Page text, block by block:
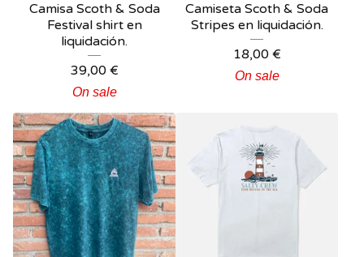
Camisa Scoth & Soda
Festival shirt en
liquidación.
39,00 €
On sale
Camiseta Scoth & Soda
Stripes en liquidación.
18,00 €
On sale